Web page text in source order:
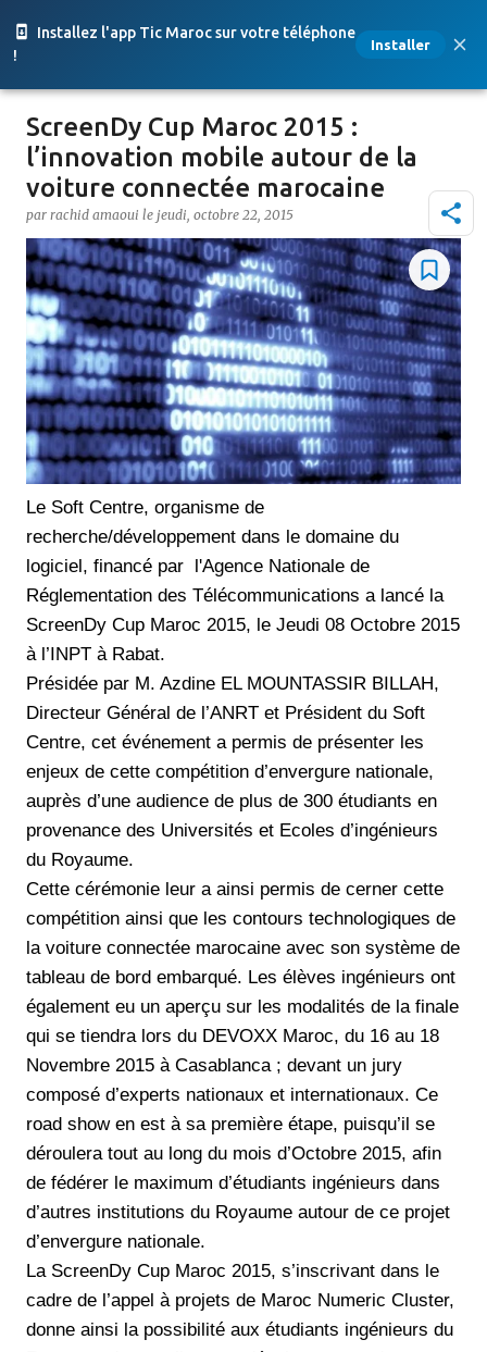
Installez l'app Tic Maroc sur votre téléphone
!
Installer
Accéder au contenu principal
ScreenDy Cup Maroc 2015 :
l’innovation mobile autour de la
voiture connectée marocaine
par rachid amaoui le jeudi, octobre 22, 2015
Le Soft Centre, organisme de
recherche/développement dans le domaine du
logiciel, financé par l'Agence Nationale de
Réglementation des Télécommunications a lancé la
ScreenDy Cup Maroc 2015, le Jeudi 08 Octobre 2015
à l’INPT à Rabat.
Présidée par M. Azdine EL MOUNTASSIR BILLAH,
Directeur Général de l’ANRT et Président du Soft
Centre, cet événement a permis de présenter les
enjeux de cette compétition d’envergure nationale,
auprès d’une audience de plus de 300 étudiants en
provenance des Universités et Ecoles d’ingénieurs
du Royaume.
Cette cérémonie leur a ainsi permis de cerner cette
compétition ainsi que les contours technologiques de
la voiture connectée marocaine avec son système de
tableau de bord embarqué. Les élèves ingénieurs ont
également eu un aperçu sur les modalités de la finale
qui se tiendra lors du DEVOXX Maroc, du 16 au 18
Novembre 2015 à Casablanca ; devant un jury
composé d’experts nationaux et internationaux. Ce
road show en est à sa première étape, puisqu’il se
déroulera tout au long du mois d’Octobre 2015, afin
de fédérer le maximum d’étudiants ingénieurs dans
d’autres institutions du Royaume autour de ce projet
d’envergure nationale.
La ScreenDy Cup Maroc 2015, s’inscrivant dans le
cadre de l’appel à projets de Maroc Numeric Cluster,
donne ainsi la possibilité aux étudiants ingénieurs du